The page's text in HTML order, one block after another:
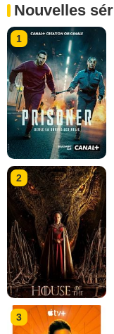
Nouvelles
1
2
3